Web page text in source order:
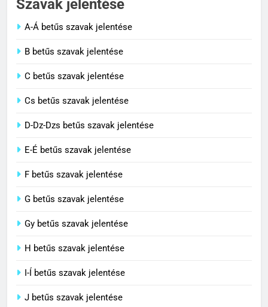
C BETŰS SZAVAK JELENTÉSE
3
4
Contemporary jelentése
5
Célkitűzés jelentése
Szavak jelentése
A-Á betűs szavak jelentése
B betűs szavak jelentése
C betűs szavak jelentése
Cs betűs szavak jelentése
D-Dz-Dzs betűs szavak jelentése
E-É betűs szavak jelentése
F betűs szavak jelentése
G betűs szavak jelentése
Gy betűs szavak jelentése
H betűs szavak jelentése
I-Í betűs szavak jelentése
J betűs szavak jelentése